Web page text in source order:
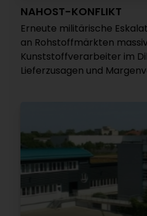
NAHOST-KONFLIKT
Erneute militärische
an Rohstoffmärkten
Kunststoffverarbeiter im
Lieferzusagen und